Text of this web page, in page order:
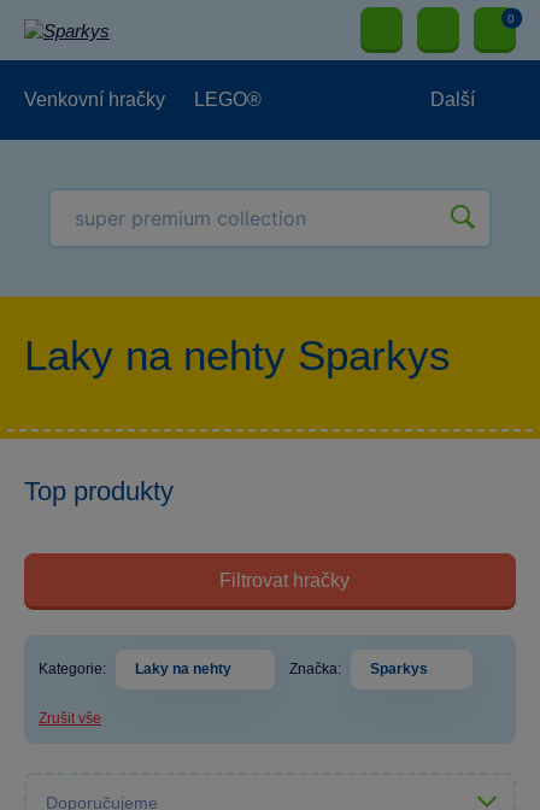
0
Venkovní hračky LEGO® Další
Laky na nehty Sparkys
Top produkty
Filtrovat hračky
Kategorie: Laky na nehty Značka: Sparkys
Zrušit vše